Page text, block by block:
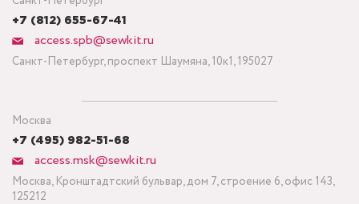
+7 (812) 655-67-41
access.spb@sewkit.ru
Санкт-Петербург, проспект Шаумяна, 10к1, 195027
Москва
+7 (495) 982-51-68
access.msk@sewkit.ru
Москва, Кронштадтский бульвар, дом 7, строение 6, офис 143,
125212